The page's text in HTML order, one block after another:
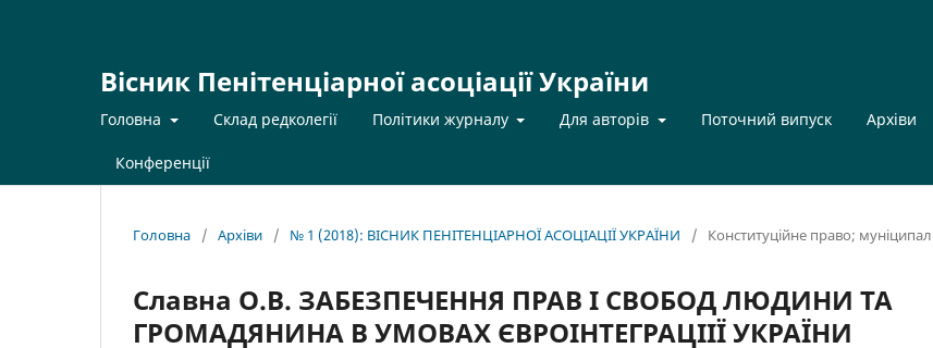
Вісник Пенітенціарної асоціації України
Головна Склад редколегії Політики журналу Для авторів Поточний випуск Архіви
Конференції
Головна / Архіви / № 1 (2018): ВІСНИК ПЕНІТЕНЦІАРНОЇ АСОЦІАЦІЇ УКРАЇНИ / Конституційне правo;
Славна О.В. ЗАБЕЗПЕЧЕННЯ ПРАВ І СВОБОД ЛЮДИНИ ТА
ГРОМАДЯНИНА В УМОВАХ ЄВРОІНТЕГРАЦІІЇ УКРАЇНИ